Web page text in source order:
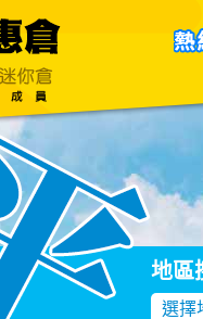
聯絡我們
地區
選擇